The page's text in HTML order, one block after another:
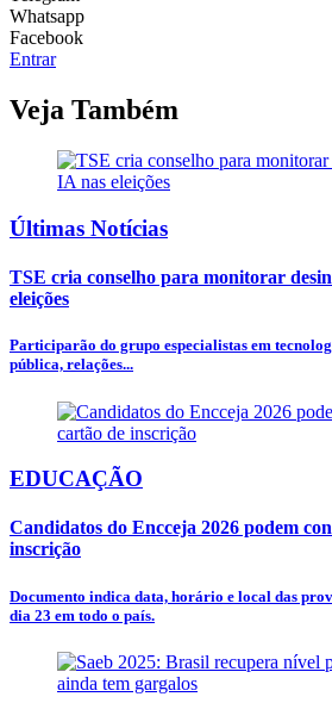
Whatsapp
Facebook
Entrar
Veja Também
Últimas Notícias
TSE cria conselho para monitorar
eleições
Participarão do grupo especialistas em
pública, relações...
EDUCAÇÃO
Candidatos do Encceja 2026 podem
inscrição
Documento indica data, horário e local das
dia 23 em todo o país.